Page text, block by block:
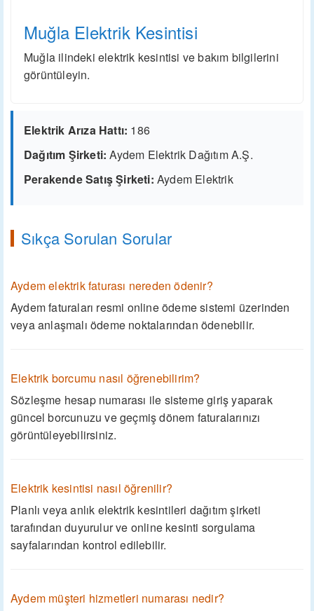
Muğla Elektrik Kesintisi
Muğla ilindeki elektrik kesintisi ve bakım bilgilerini
görüntüleyin.
Elektrik Arıza Hattı: 186
Dağıtım Şirketi: Aydem Elektrik Dağıtım A.Ş.
Perakende Satış Şirketi: Aydem Elektrik
Sıkça Sorulan Sorular
Aydem elektrik faturası nereden ödenir?
Aydem faturaları resmi online ödeme sistemi üzerinden
veya anlaşmalı ödeme noktalarından ödenebilir.
Elektrik borcumu nasıl öğrenebilirim?
Sözleşme hesap numarası ile sisteme giriş yaparak
güncel borcunuzu ve geçmiş dönem faturalarınızı
görüntüleyebilirsiniz.
Elektrik kesintisi nasıl öğrenilir?
Planlı veya anlık elektrik kesintileri dağıtım şirketi
tarafından duyurulur ve online kesinti sorgulama
sayfalarından kontrol edilebilir.
Aydem müşteri hizmetleri numarası nedir?